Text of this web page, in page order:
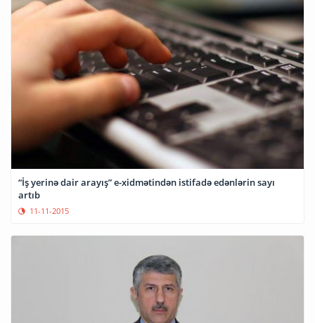
“İş yerinə dair arayış” e-xidmətindən istifadə edənlərin sayı
artıb
11-11-2015